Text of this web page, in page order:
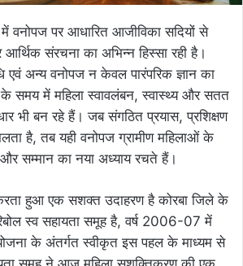
वनोपज पर आधारित आजीविका सदियों से
संरचना का अभिन्न हिस्सा रही है।
एवं अन्य वनोपज न केवल पारंपरिक ज्ञान का
समय में महिला स्वावलंबन, स्वास्थ्य और सतत
भी बन रहे हैं। जब संगठित प्रयास, प्रशिक्षण
है, तब यही वनोपज ग्रामीण महिलाओं के
सम्मान का नया अध्याय रचते हैं।
हुआ एक सशक्त उदाहरण है कोरबा जिले के
स्व सहायता समूह है, वर्ष 2006-07 में
के अंतर्गत स्वीकृत इस पहल के माध्यम से